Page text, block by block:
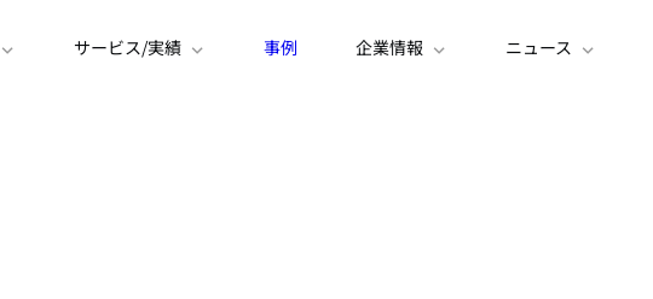
サービス/実績 事例 企業情報 ニュース